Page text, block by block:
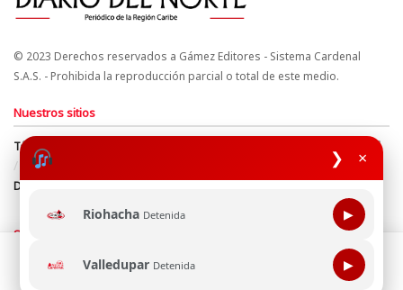
❯ ×
Riohacha Detenida ▶
Valledupar Detenida ▶
© 2023 Derechos reservados a Gámez Editores - Sistema Cardenal
S.A.S. - Prohibida la reproducción parcial o total de este medio.
Nuestros sitios
Términos y Condiciones
Derechos de Autor y Propiedad Intelectual
Política de uso de cookies
Política de Tratamiento de Datos
Directrices Editoriales
Síguenos
Esta página web usa cookie para mejorar tu experiencia de
navegación, al continuar aceptas nuestra política de uso de